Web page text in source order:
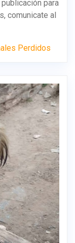
para
comunicate al
Perdidos